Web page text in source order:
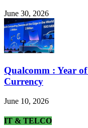
June 30, 2026
Qualcomm : Year
Currency
June 10, 2026
IT & TELCO